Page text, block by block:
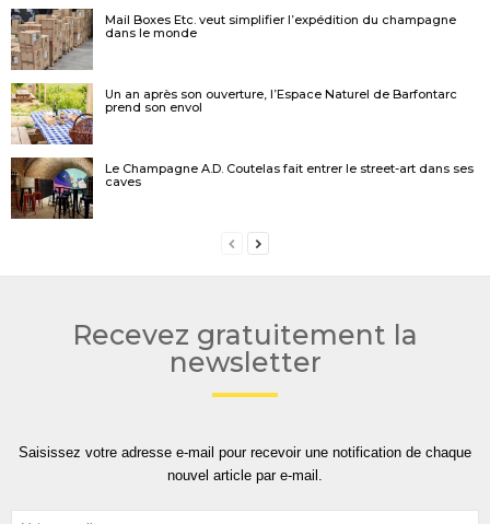
Mail Boxes Etc. veut simplifier l’expédition du champagne
dans le monde
Un an après son ouverture, l’Espace Naturel de Barfontarc
prend son envol
Le Champagne A.D. Coutelas fait entrer le street-art dans ses
caves
Recevez gratuitement la
newsletter
Saisissez votre adresse e-mail pour recevoir une notification de chaque
nouvel article par e-mail.